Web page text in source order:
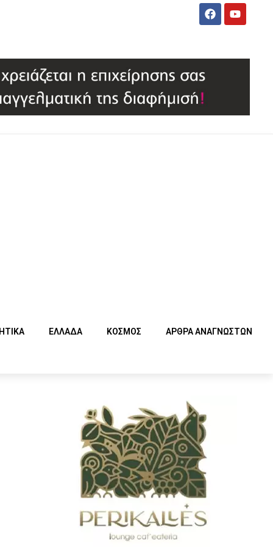
ΕΛΛΑΔΑ ΚΟΣΜΟΣ ΑΡΘΡΑ ΑΝΑΓΝΩΣΤΩΝ